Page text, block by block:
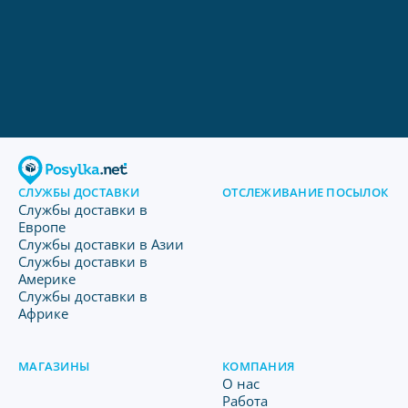
СЛУЖБЫ ДОСТАВКИ
Службы доставки в
Европе
Службы доставки в Азии
Службы доставки в
Америке
Службы доставки в
Африке
ОТСЛЕЖИВАНИЕ ПОСЫЛОК
МАГАЗИНЫ КОМПАНИЯ
O нас
Работа